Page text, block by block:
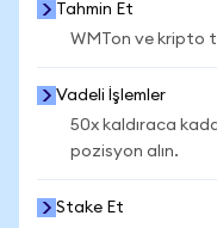
Tahmin Et
WMTon ve kripto
Vadeli İşlemler
50x kaldıraca
pozisyon alın.
Stake Et